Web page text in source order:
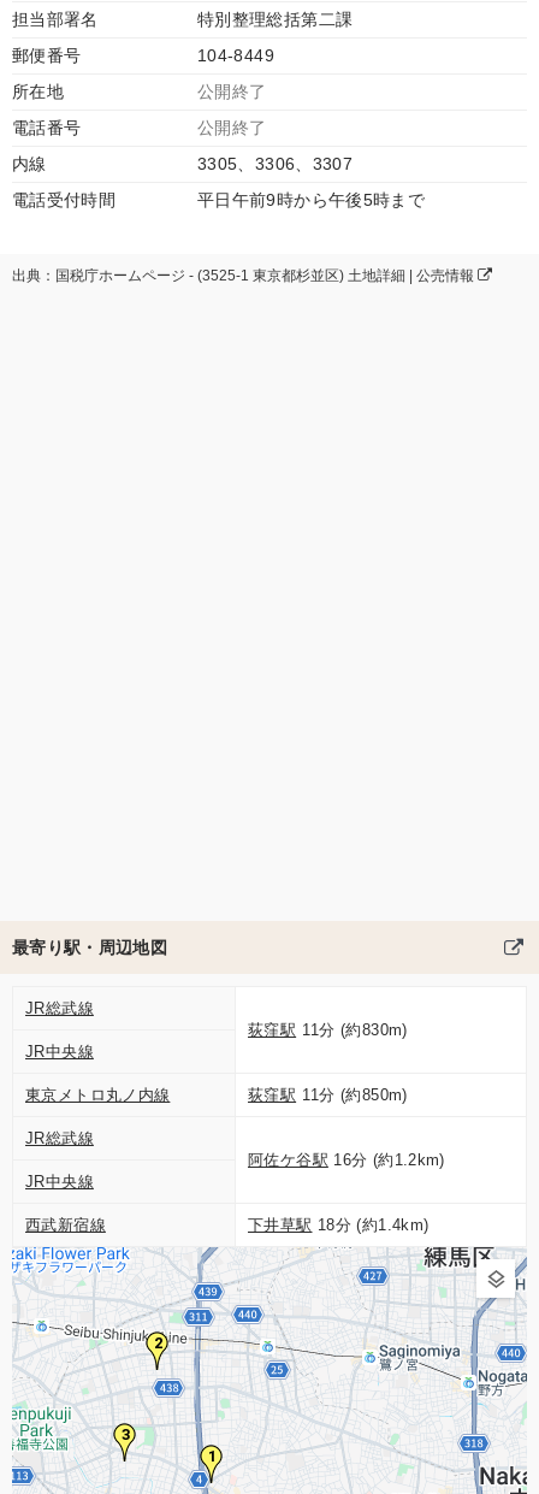
担当部署名
特別整理総括第二課
郵便番号
104-8449
所在地
公開終了
電話番号
公開終了
内線
3305、3306、3307
電話受付時間
平日午前9時から午後5時まで
出典：国税庁ホームページ - (3525-1 東京都杉並区) 土地詳細 | 公売情報
最寄り駅・周辺地図
JR総武線
荻窪駅 11分 (約830m)
JR中央線
東京メトロ丸ノ内線 荻窪駅 11分 (約850m)
JR総武線
阿佐ケ谷駅 16分 (約1.2km)
JR中央線
西武新宿線 下井草駅 18分 (約1.4km)
1
2
3